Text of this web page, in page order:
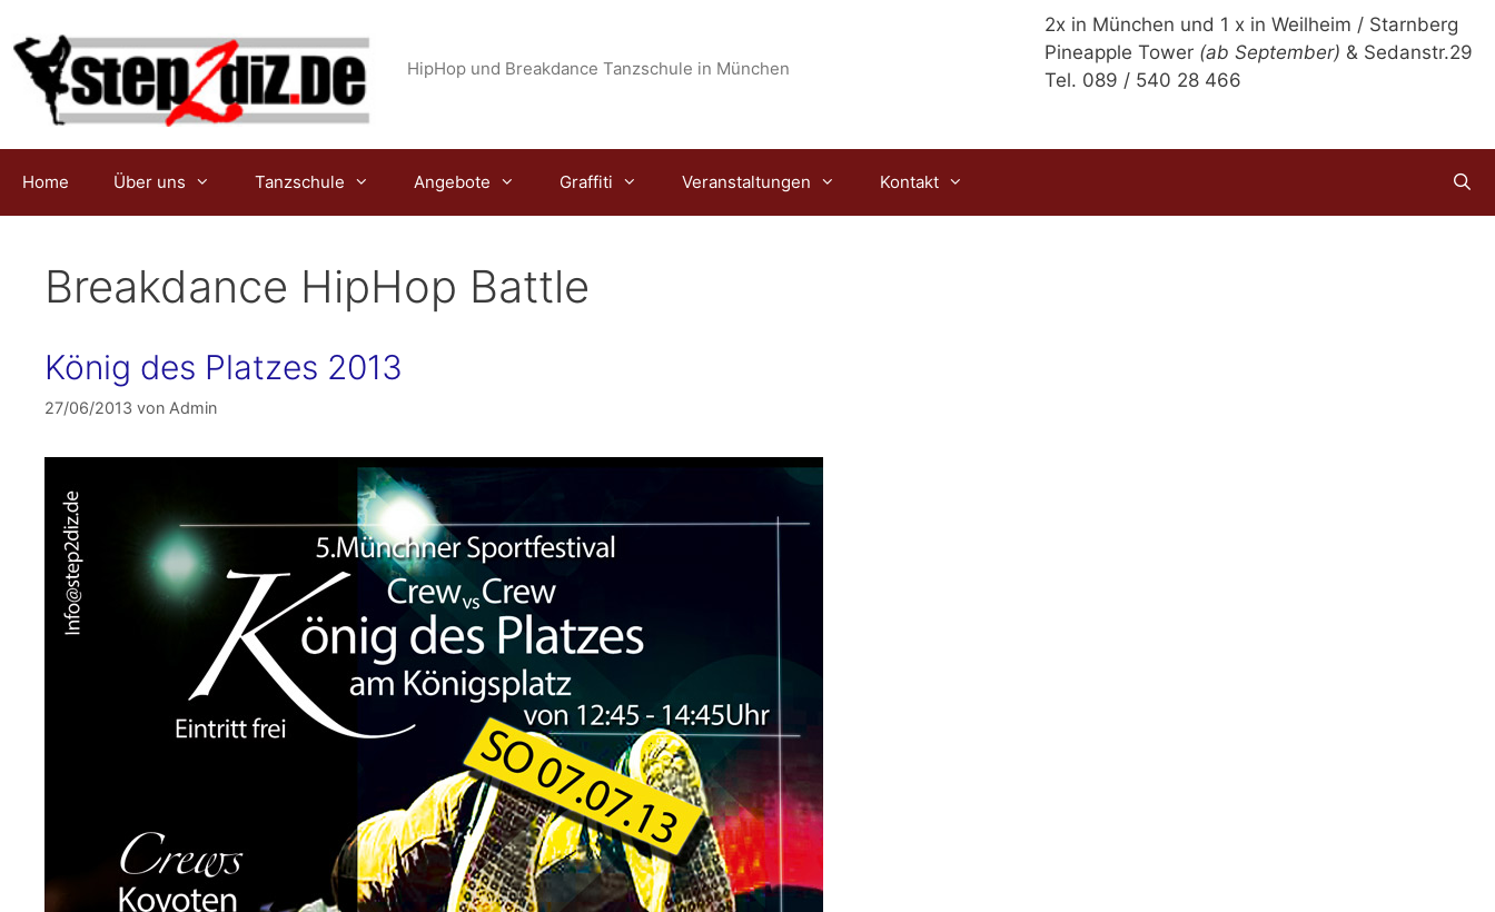
Inhalt
springen
2x in München und 1 x in Weilheim / Starnberg
Pineapple Tower (ab September) & Sedanstr.29
Tel. 089 / 540 28 466
HipHop und Breakdance Tanzschule in München
Home Über uns Tanzschule Angebote Graffiti Veranstaltungen Kontakt
Breakdance HipHop Battle
König des Platzes 2013
27/06/2013 von Admin